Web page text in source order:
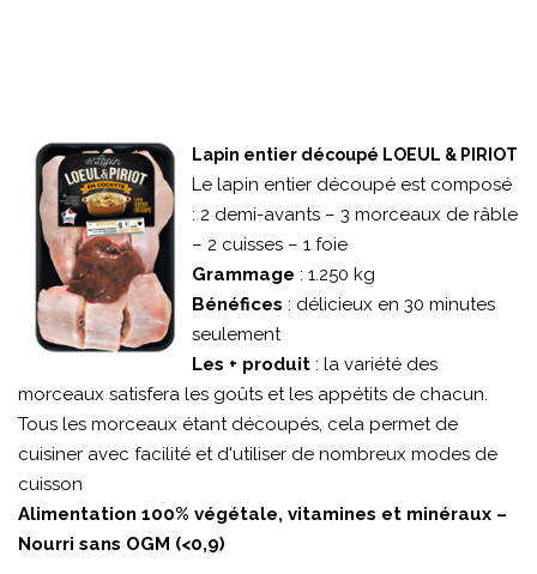
Lapin entier découpé LOEUL & PIRIOT
Le lapin entier découpé est composé
: 2 demi-avants – 3 morceaux de râble
– 2 cuisses – 1 foie
Grammage : 1.250 kg
Bénéfices : délicieux en 30 minutes
seulement
Les + produit : la variété des
morceaux satisfera les goûts et les appétits de chacun.
Tous les morceaux étant découpés, cela permet de
cuisiner avec facilité et d'utiliser de nombreux modes de
cuisson
Alimentation 100% végétale, vitamines et minéraux –
Nourri sans OGM (<0,9)